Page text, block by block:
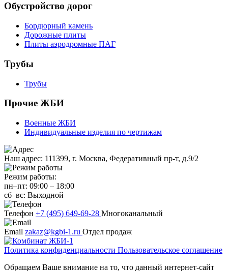
Обустройство дорог
Бордюрный камень
Дорожные плиты
Плиты аэродромные ПАГ
Трубы
Трубы
Прочие ЖБИ
Военные ЖБИ
Индивидуальные изделия по чертижам
Наш адрес: 111399, г. Москва, Федеративный пр-т, д.9/2
Режим работы:
пн–пт: 09:00 – 18:00
сб–вс: Выходной
Телефон +7 (495) 649-69-28 Многоканальный
Email zakaz@kgbi-1.ru Отдел продаж
Политика конфиденциальности Пользовательское соглашение
Обращаем Ваше внимание на то, что данный интернет-сайт